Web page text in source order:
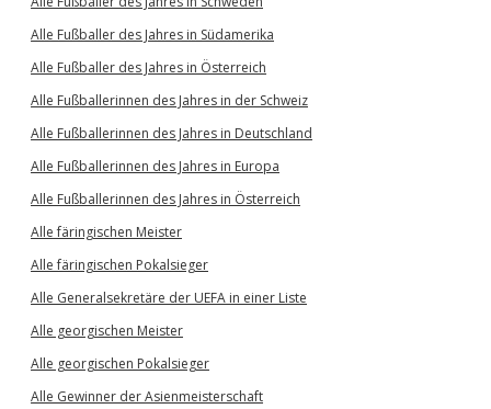
Alle Fußballer des Jahres in Südamerika
Alle Fußballer des Jahres in Österreich
Alle Fußballerinnen des Jahres in der Schweiz
Alle Fußballerinnen des Jahres in Deutschland
Alle Fußballerinnen des Jahres in Europa
Alle Fußballerinnen des Jahres in Österreich
Alle färingischen Meister
Alle färingischen Pokalsieger
Alle Generalsekretäre der UEFA in einer Liste
Alle georgischen Meister
Alle georgischen Pokalsieger
Alle Gewinner der Asienmeisterschaft